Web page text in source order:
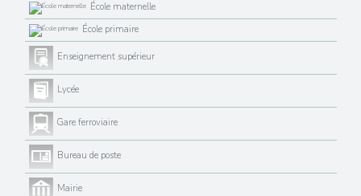
École maternelle
École primaire
Enseignement supérieur
Lycée
Gare ferroviaire
Bureau de poste
Mairie